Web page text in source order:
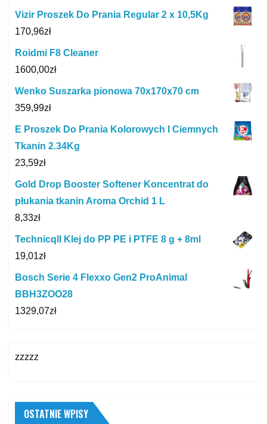
Vizir Proszek Do Prania Regular 2 x 10,5Kg
170,96zł
Roidmi F8 Cleaner
1600,00zł
Wenko Suszarka pionowa 70x170x70 cm
359,99zł
E Proszek Do Prania Kolorowych I Ciemnych
Tkanin 2.34Kg
23,59zł
Gold Drop Booster Softener Koncentrat do
płukania tkanin Aroma Orchid 1 L
8,33zł
Technicqll Klej do PP PE i PTFE 8 g + 8ml
19,01zł
Bosch Serie 4 Flexxo Gen2 ProAnimal
BBH3ZOO28
1329,07zł
zzzzz
OSTATNIE WPISY